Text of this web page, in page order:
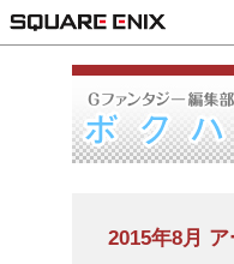
2015年8月